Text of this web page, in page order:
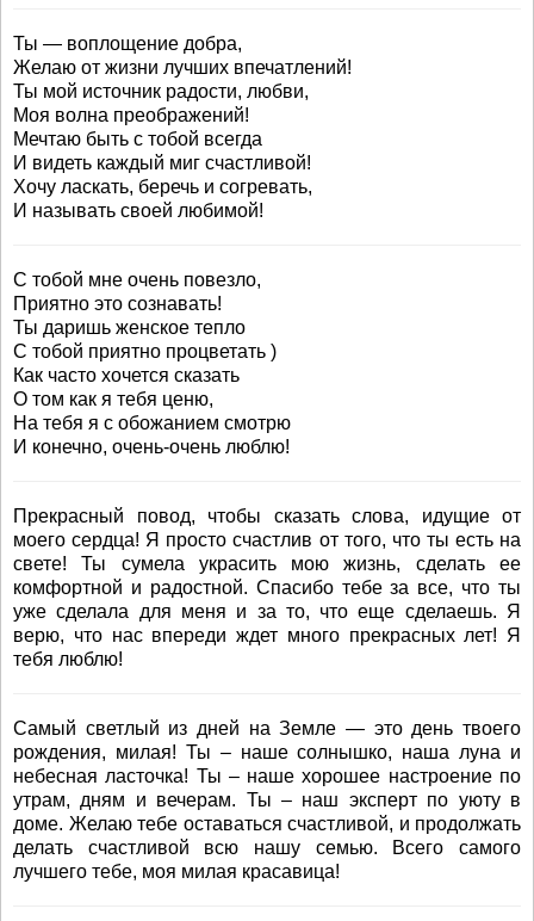
Ты — воплощение добра,
Желаю от жизни лучших впечатлений!
Ты мой источник радости, любви,
Моя волна преображений!
Мечтаю быть с тобой всегда
И видеть каждый миг счастливой!
Хочу ласкать, беречь и согревать,
И называть своей любимой!
С тобой мне очень повезло,
Приятно это сознавать!
Ты даришь женское тепло
С тобой приятно процветать )
Как часто хочется сказать
О том как я тебя ценю,
На тебя я с обожанием смотрю
И конечно, очень-очень люблю!
Прекрасный повод, чтобы сказать слова, идущие от
моего сердца! Я просто счастлив от того, что ты есть на
свете! Ты сумела украсить мою жизнь, сделать ее
комфортной и радостной. Спасибо тебе за все, что ты
уже сделала для меня и за то, что еще сделаешь. Я
верю, что нас впереди ждет много прекрасных лет! Я
тебя люблю!
Самый светлый из дней на Земле — это день твоего
рождения, милая! Ты – наше солнышко, наша луна и
небесная ласточка! Ты – наше хорошее настроение по
утрам, дням и вечерам. Ты – наш эксперт по уюту в
доме. Желаю тебе оставаться счастливой, и продолжать
делать счастливой всю нашу семью. Всего самого
лучшего тебе, моя милая красавица!